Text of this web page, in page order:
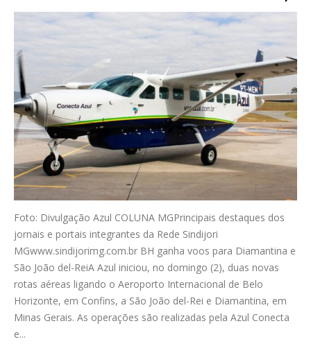
Foto: Divulgação Azul COLUNA MGPrincipais destaques dos
jornais e portais integrantes da Rede Sindijori
MGwww.sindijorimg.com.br BH ganha voos para Diamantina e
São João del-ReiA Azul iniciou, no domingo (2), duas novas
rotas aéreas ligando o Aeroporto Internacional de Belo
Horizonte, em Confins, a São João del-Rei e Diamantina, em
Minas Gerais. As operações são realizadas pela Azul Conecta
e...